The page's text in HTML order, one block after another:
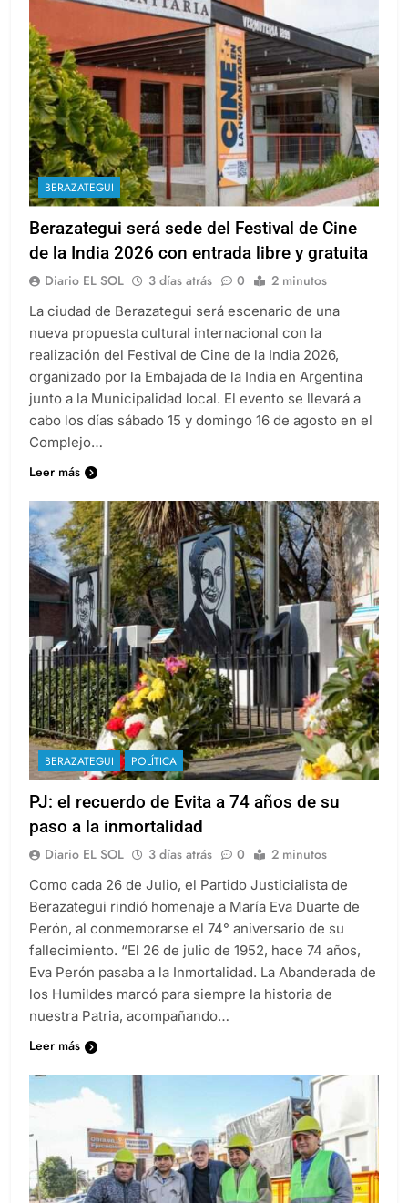
BERAZATEGUI
Berazategui será sede del Festival de Cine
de la India 2026 con entrada libre y gratuita
Diario EL SOL 3 días atrás 0 2 minutos
La ciudad de Berazategui será escenario de una
nueva propuesta cultural internacional con la
realización del Festival de Cine de la India 2026,
organizado por la Embajada de la India en Argentina
junto a la Municipalidad local. El evento se llevará a
cabo los días sábado 15 y domingo 16 de agosto en el
Complejo…
Leer más
BERAZATEGUI POLÍTICA
PJ: el recuerdo de Evita a 74 años de su
paso a la inmortalidad
Diario EL SOL 3 días atrás 0 2 minutos
Como cada 26 de Julio, el Partido Justicialista de
Berazategui rindió homenaje a María Eva Duarte de
Perón, al conmemorarse el 74° aniversario de su
fallecimiento. “El 26 de julio de 1952, hace 74 años,
Eva Perón pasaba a la Inmortalidad. La Abanderada de
los Humildes marcó para siempre la historia de
nuestra Patria, acompañando…
Leer más